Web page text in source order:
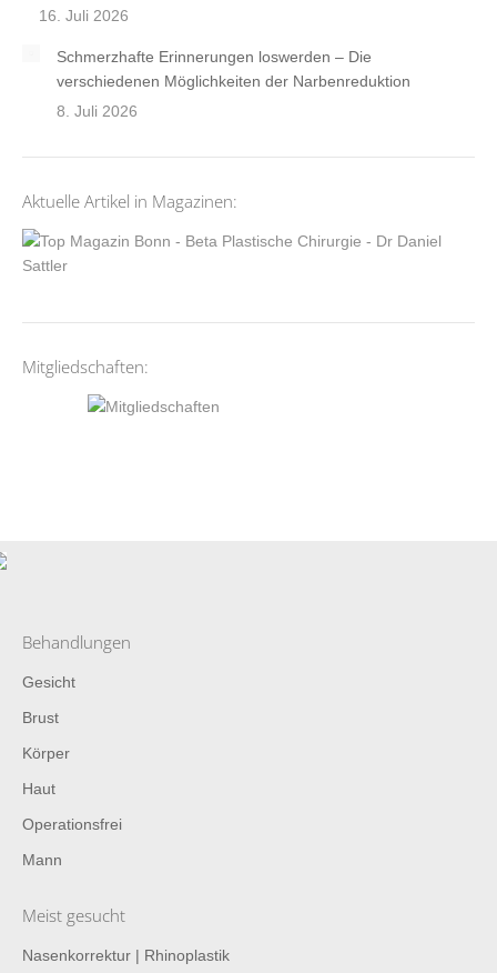
16. Juli 2026
Schmerzhafte Erinnerungen loswerden – Die
verschiedenen Möglichkeiten der Narbenreduktion
8. Juli 2026
Aktuelle Artikel in Magazinen:
Mitgliedschaften:
Behandlungen
Gesicht
Brust
Körper
Haut
Operationsfrei
Mann
Meist gesucht
Nasenkorrektur | Rhinoplastik